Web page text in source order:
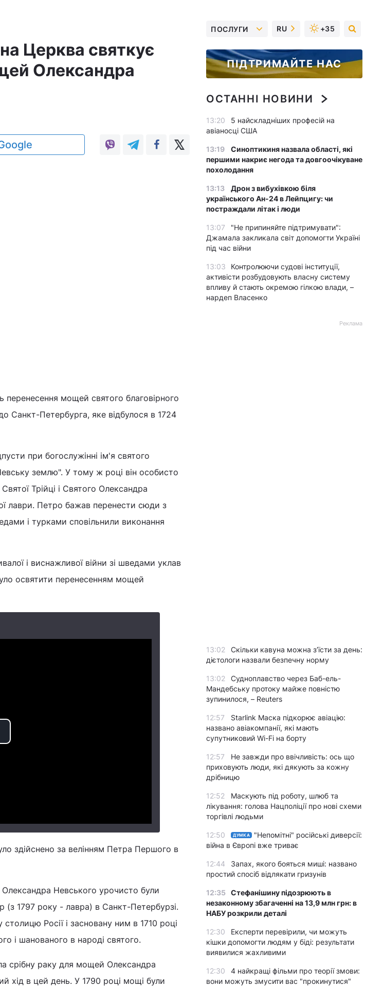
Церква святкує
Олександра
мощей святого благовірного
Санкт-Петербурга, яке відбулося в 1724
при богослужінні ім'я святого
землю". У тому ж році він особисто
Трійці і Святого Олександра
лаври. Петро бажав перенести сюди з
і турками сповільнили виконання
і виснажливої ​​війни зі шведами уклав
освятити перенесенням мощей
здійснено за велінням Петра Першого в
Невського урочисто були
1797 року - лавра) в Санкт-Петербурзі.
Росії і засновану ним в 1710 році
і шанованого в народі святого.
срібну раку для мощей Олександра
хід в цей день. У 1790 році мощі були
ПОСЛУГИ RU +35
ПІДТРИМАЙТЕ НАС
ОСТАННІ НОВИНИ
13:20
5 найскладніших професій на
авіаносці США
13:19
Синоптикиня назвала області, які
першими накриє негода та довгоочікуване
похолодання
13:13
Дрон з вибухівкою біля
українського Ан-24 в Лейпцигу: чи
постраждали літак і люди
13:07
"Не припиняйте підтримувати":
Джамала закликала світ допомогти Україні
під час війни
13:03
Контролюючи судові інституції,
активісти розбудовують власну систему
впливу й стають окремою гілкою влади, –
нардеп Власенко
Реклама
13:02
Скільки кавуна можна з’їсти за день:
дієтологи назвали безпечну норму
13:02
Судноплавство через Баб-ель-
Мандебську протоку майже повністю
зупинилося, – Reuters
12:57
Starlink Маска підкорює авіацію:
названо авіакомпанії, які мають
супутниковий Wi-Fi на борту
12:57
Не завжди про ввічливість: ось що
приховують люди, які дякують за кожну
дрібницю
12:52
Маскують під роботу, шлюб та
лікування: голова Нацполіції про нові схеми
торгівлі людьми
12:50 ДУМКА
"Непомітні" російські диверсії:
війна в Європі вже триває
12:44
Запах, якого бояться миші: названо
простий спосіб відлякати гризунів
12:35 Стефанішину підозрюють в
незаконному збагаченні на 13,9 млн грн: в
НАБУ розкрили деталі
12:30
Експерти перевірили, чи можуть
кішки допомогти людям у біді: результати
виявилися жахливими
12:30
4 найкращі фільми про теорії змови:
вони можуть змусити вас "прокинутися"